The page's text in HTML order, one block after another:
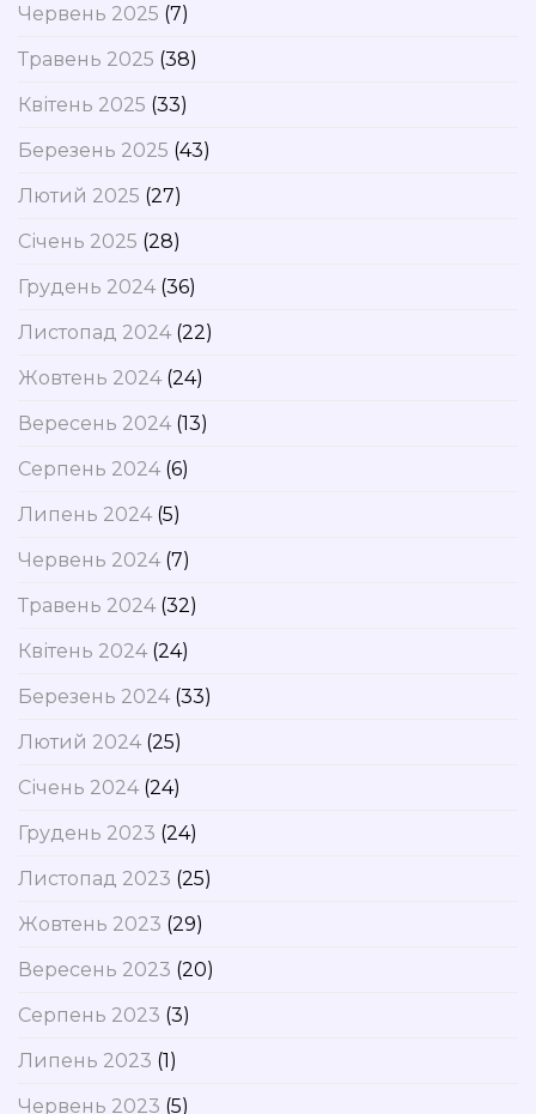
Червень 2025 (7)
Травень 2025 (38)
Квітень 2025 (33)
Березень 2025 (43)
Лютий 2025 (27)
Січень 2025 (28)
Грудень 2024(36)
Листопад 2024(22)
Жовтень 2024(24)
Вересень 2024(13)
Серпень 2024(6)
Липень 2024(5)
Червень 2024(7)
Травень 2024(32)
Квітень 2024(24)
Березень 2024(33)
Лютий 2024(25)
Січень 2024(24)
Грудень 2023 (24)
Листопад 2023 (25)
Жовтень 2023 (29)
Вересень 2023 (20)
Серпень 2023 (3)
Липень 2023 (1)
Червень 2023 (5)